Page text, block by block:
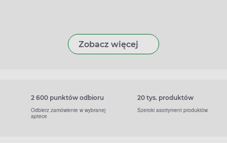
Zobacz więcej
2 600 punktów odbioru
Odbierz zamówienie w wybranej
aptece
20 tys. produktów
Szeroki asortyment produktów